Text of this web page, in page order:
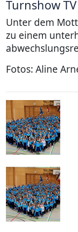
Turnshow
Unter dem
zu einem
Fotos: Aline